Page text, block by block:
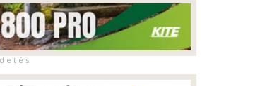
e t é s